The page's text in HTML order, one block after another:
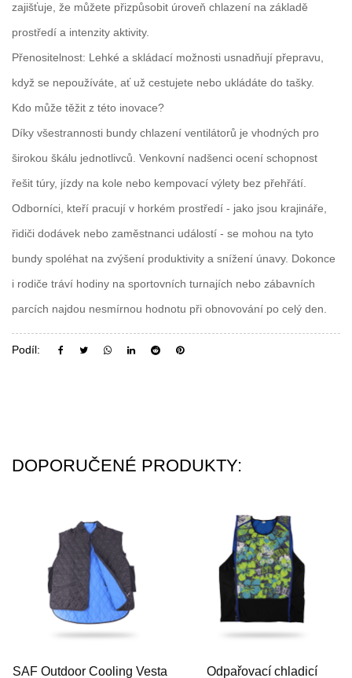
zajišťuje, že můžete přizpůsobit úroveň chlazení na základě
prostředí a intenzity aktivity.
Přenositelnost: Lehké a skládací možnosti usnadňují přepravu,
když se nepoužíváte, ať už cestujete nebo ukládáte do tašky.
Kdo může těžit z této inovace?
Díky všestrannosti bundy chlazení ventilátorů je vhodných pro
širokou škálu jednotlivců. Venkovní nadšenci ocení schopnost
řešit túry, jízdy na kole nebo kempovací výlety bez přehřátí.
Odborníci, kteří pracují v horkém prostředí - jako jsou krajináře,
řidiči dodávek nebo zaměstnanci událostí - se mohou na tyto
bundy spoléhat na zvýšení produktivity a snížení únavy. Dokonce
i rodiče tráví hodiny na sportovních turnajích nebo zábavních
parcích najdou nesmírnou hodnotu při obnovování po celý den.
Podíl:
DOPORUČENÉ PRODUKTY:
SAF Outdoor Cooling Vesta
Odpařovací chladicí